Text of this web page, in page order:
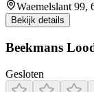
Waemelslant 99,
Bekijk details
Beekmans
Gesloten